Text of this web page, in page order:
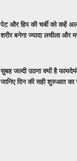
पेट और हिप की चर्बी को कहें
शरीर बनेगा ज्यादा लचीला और
सुबह जल्दी उठना क्यों है
जानिए दिन की सही शुरुआत का